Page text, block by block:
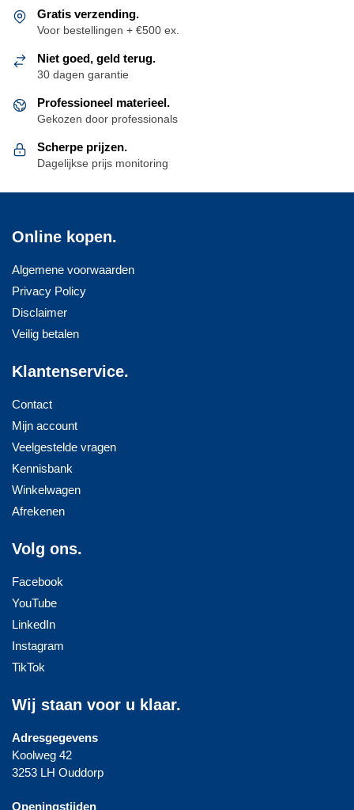
Gratis verzending.
Voor bestellingen + €500 ex.
Niet goed, geld terug.
30 dagen garantie
Professioneel materieel.
Gekozen door professionals
Scherpe prijzen.
Dagelijkse prijs monitoring
Online kopen.
Algemene voorwaarden
Privacy Policy
Disclaimer
Veilig betalen
Klantenservice.
Contact
Mijn account
Veelgestelde vragen
Kennisbank
Winkelwagen
Afrekenen
Volg ons.
Facebook
YouTube
LinkedIn
Instagram
TikTok
Wij staan voor u klaar.
Adresgegevens
Koolweg 42
3253 LH Ouddorp
Openingstijden